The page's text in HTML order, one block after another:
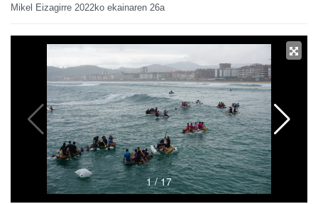
Mikel Eizagirre 2022ko ekainaren 26a